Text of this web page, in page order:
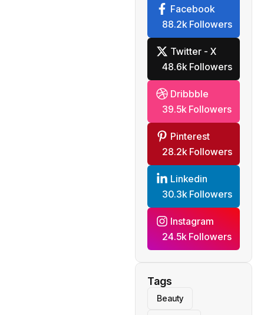
Facebook
88.2k Followers
Twitter - X
48.6k Followers
Dribbble
39.5k Followers
Pinterest
28.2k Followers
Linkedin
30.3k Followers
Instagram
24.5k Followers
Tags
Beauty